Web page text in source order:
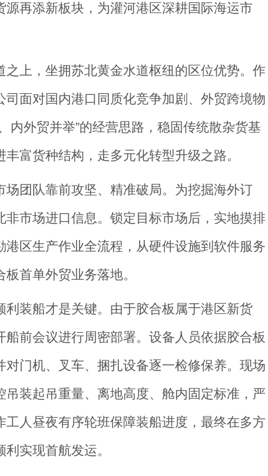
再添新板块，为灌河港区深耕国际海运市
上，坐拥苏北黄金水道枢纽的区位优势。作
面对国内港口同质化竞争加剧、外贸跨境物
内外贸并举”的经营思路，稳固传统散杂货基
富货种结构，走多元化转型升级之路。
团队靠前攻坚、精准破局。为挖掘海外订
市场进口信息。锁定目标市场后，实地摸排
区生产作业全流程，从硬件设施到软件服务
首单外贸业务落地。
装船才是关键。由于胶合板属于港区新货
前会议进行周密部署。设备人员依据胶合板
门机、叉车、捆扎设备逐一检修保养。现场
装起吊重量、离地高度、舱内固定标准，严
人昼夜有序轮班保障装船进度，最终在多方
实现首航发运。